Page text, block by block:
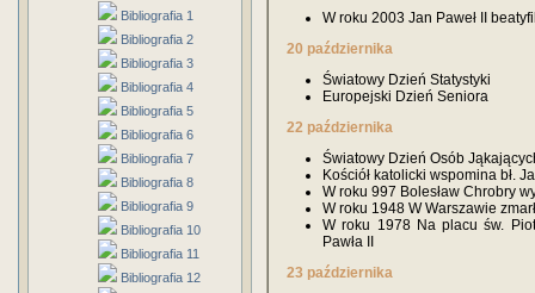
Bibliografia 1
Bibliografia 2
Bibliografia 3
Bibliografia 4
Bibliografia 5
Bibliografia 6
Bibliografia 7
Bibliografia 8
Bibliografia 9
Bibliografia 10
Bibliografia 11
Bibliografia 12
W roku 2003 Jan Paweł II
20 października
Światowy Dzień Statystyki
Europejski Dzień Seniora
22 października
Światowy Dzień Osób
Kościół katolicki wspomina bł.
W roku 997 Bolesław Chrobry
W roku 1948 W Warszawie
W roku 1978 Na placu św.
Pawła II
23 października